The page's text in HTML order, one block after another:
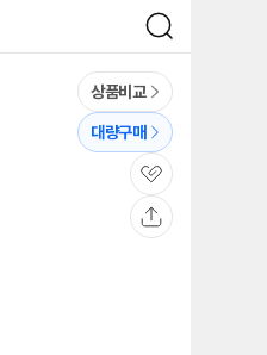
검
색
상품비교
대량구매
관
심